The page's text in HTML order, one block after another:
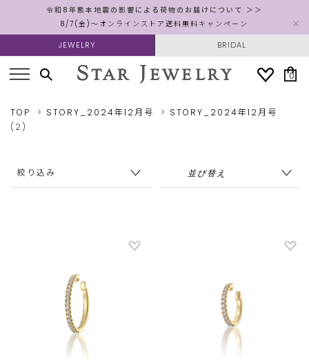
令和8年熊本地震の影響による荷物のお届けについて ＞＞
8/7(金)～オンラインストア送料無料キャンペーン
JEWELRY BRIDAL
0
TOP STORY_2024年12月号
STORY_2024年12月号
(2)
絞り込み